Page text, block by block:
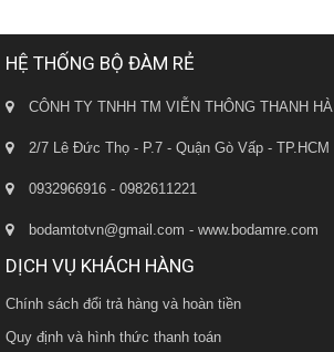
HỆ THỐNG BỘ ĐÀM RẺ
CÔNH TY TNHH TM VIỄN THÔNG THANH HÀ
2/7 Lê Đức Thọ - P.7 - Quận Gò Vấp - TP.HCM
0932966916 - 0982611221
bodamtotvn@gmail.com - www.bodamre.com
DỊCH VỤ KHÁCH HÀNG
Chính sách đổi trả hàng và hoàn tiền
Quy định và hình thức thanh toán